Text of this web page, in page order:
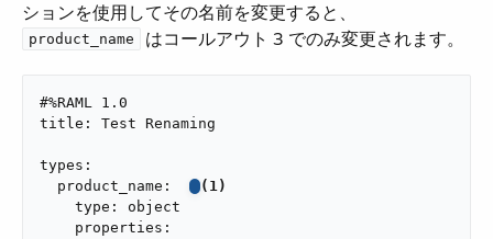
ションを使用してその名前を変更すると、​
product_name ​ はコールアウト 3 でのみ変更されます。
#%RAML 1.0
title: Test Renaming
types:
  product_name:
(1)
    type: object
    properties: